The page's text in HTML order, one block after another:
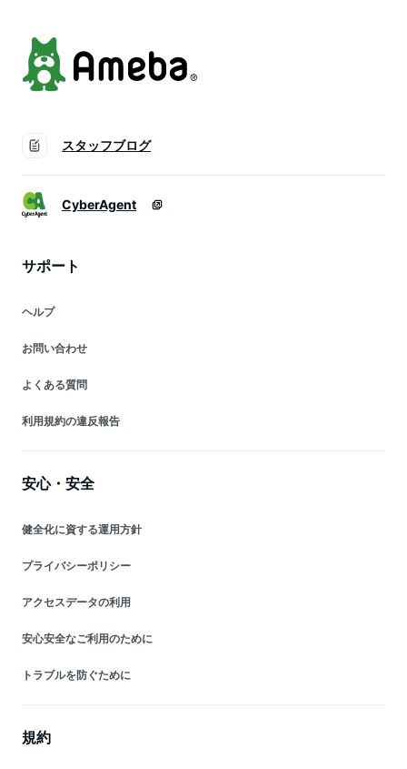
スタッフブログ
CyberAgent
サポート
ヘルプ
お問い合わせ
よくある質問
利用規約の違反報告
安心・安全
健全化に資する運用方針
プライバシーポリシー
アクセスデータの利用
安心安全なご利用のために
トラブルを防ぐために
規約